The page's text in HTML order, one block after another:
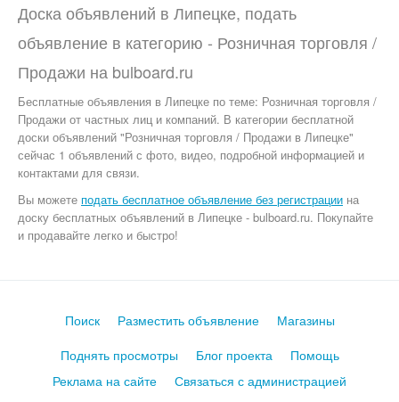
Доска объявлений в Липецке, подать
объявление в категорию - Розничная торговля /
Продажи на bulboard.ru
Бесплатные объявления в Липецке по теме: Розничная торговля /
Продажи от частных лиц и компаний. В категории бесплатной
доски объявлений "Розничная торговля / Продажи в Липецке"
сейчас 1 объявлений с фото, видео, подробной информацией и
контактами для связи.
Вы можете подать бесплатное объявление без регистрации на
доску бесплатных объявлений в Липецке - bulboard.ru. Покупайте
и продавайте легко и быстро!
Поиск Разместить объявление Магазины
Поднять просмотры Блог проекта
Помощь
Реклама на сайте
Связаться с администрацией